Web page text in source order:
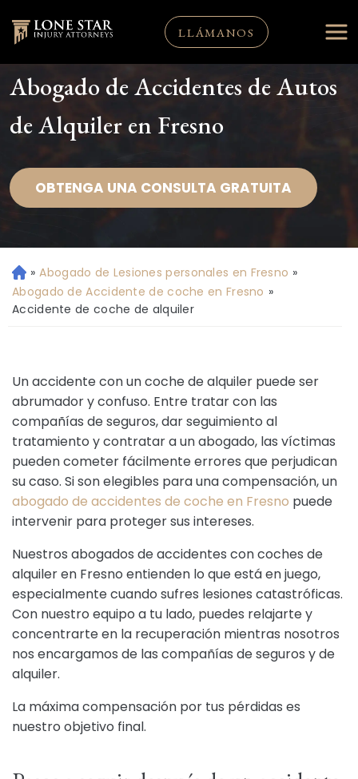
LLÁMANOS
Abogado de Accidentes de Autos
de Alquiler en Fresno
OBTENGA UNA CONSULTA GRATUITA
Ini
ci
o
» Abogado de Lesiones personales en Fresno »
Abogado de Accidente de coche en Fresno »
Accidente de coche de alquiler
Un accidente con un coche de alquiler puede ser
abrumador y confuso. Entre tratar con las
compañías de seguros, dar seguimiento al
tratamiento y contratar a un abogado, las víctimas
pueden cometer fácilmente errores que perjudican
su caso. Si son elegibles para una compensación, un
abogado de accidentes de coche en Fresno puede
intervenir para proteger sus intereses.
Nuestros abogados de accidentes con coches de
alquiler en Fresno entienden lo que está en juego,
especialmente cuando sufres lesiones catastróficas.
Con nuestro equipo a tu lado, puedes relajarte y
concentrarte en la recuperación mientras nosotros
nos encargamos de las compañías de seguros y de
alquiler.
La máxima compensación por tus pérdidas es
nuestro objetivo final.